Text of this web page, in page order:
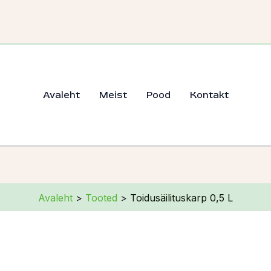
Avaleht Meist Pood Kontakt
Avaleht Tooted Toidusäilituskarp 0,5 L